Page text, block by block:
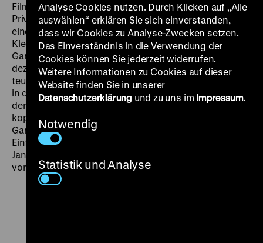
Film Noir mit Bogart in der Rolle des hartgesottenen
Privatdetektivs Sam Spade, der die wertvolle Skulptur
eines Falken finden soll. Lorre verkörpert den
Kleinkriminellen Joel Cairo, „ein Dandy von einem
Gangster, mit rabenschwarz gelocktem Haar, einem
dezenten Regenschirmchen, weißen Handschuhen,
teurem Zigarettenetui und Reisepässen dreier Länder
in der Tasche; seine Visitenkarte, bemerkt Sam Spade,
der gewiefte Detektiv, gleich bei Cairos erstem Auftritt
kopfschüttelnd, duftet etwas zu süß nach Parfüm von
Gardenien.“ (Michael Omasta) – In ihrem
Einführungsvortrag wird die Musikwissenschaftlerin
Janina Müller die Filmmusik von Adolph Deutsch
vorstellen. (fl)
Analyse Cookies nutzen. Durch Klicken auf „Alle
auswählen“ erklären Sie sich einverstanden,
dass wir Cookies zu Analyse-Zwecken setzen.
Das Einverständnis in die Verwendung der
Cookies können Sie jederzeit widerrufen.
Weitere Informationen zu Cookies auf dieser
Website finden Sie in unserer
Datenschutzerklärung und zu uns im Impressum.
Notwendig
Statistik und Analyse